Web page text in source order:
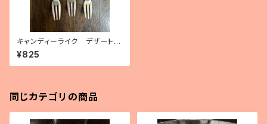
キャンディーライク デザートフ
ォーク（3種）
¥825
同じカテゴリの商品